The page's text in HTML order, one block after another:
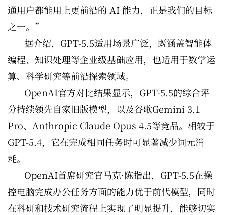
通用户都能用上更前沿的 AI 能力，正是我们的目标
之一。”
据介绍，GPT-5.5适用场景广泛，既涵盖智能体
编程、知识处理等企业级基础应用，也适用于数学运
算、科学研究等前沿探索领域。
OpenAI官方对比结果显示，GPT-5.5的综合评
分持续领先自家旧版模型，以及谷歌Gemini 3.1
Pro、Anthropic Claude Opus 4.5等竞品。相较于
GPT-5.4，它在完成相同任务时可显著减少词元消
耗。
OpenAI首席研究官马克·陈指出，GPT-5.5在操
控电脑完成办公任务方面的能力优于前代模型，同时
在科研和技术研究流程上实现了明显提升，能够切实